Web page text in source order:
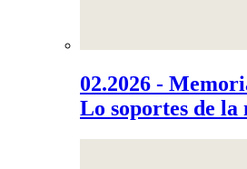
02.2026 -
Lo soportes de la